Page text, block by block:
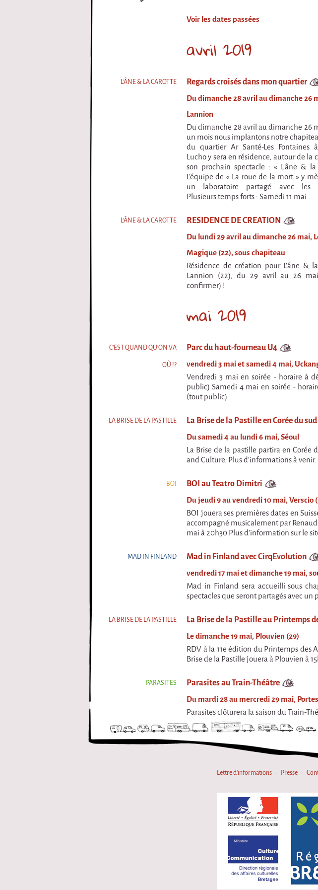
i
r
q
u
e
Voir les dates passées
avril 2019
L'ÂNE & LA CAROTTE Regards croisés dans mon quartier
Du dimanche 28 avril au dimanche 26
Lannion
Du dimanche 28 avril au dimanche 26
un mois nous implantons notre
du quartier Ar Santé-Les Fontaines
Lucho y sera en résidence, autour de la
son prochain spectacle : « L’âne &
L’équipe de « La roue de la mort » y
un laboratoire partagé avec les
Plusieurs temps forts : Samedi 11 mai ...
L'ÂNE & LA CAROTTE RESIDENCE DE CREATION
Du lundi 29 avril au dimanche 26 mai,
Magique (22), sous chapiteau
Résidence de création pour L'âne &
Lannion (22), du 29 avril au 26
confirmer) !
mai 2019
C'EST QUAND QU'ON VA
OÙ !?
Parc du haut-fourneau U4
vendredi 3 mai et samedi 4 mai,
Vendredi 3 mai en soirée - horaire à
public) Samedi 4 mai en soirée -
(tout public)
LA BRISE DE LA PASTILLE La Brise de la Pastille en Corée du sud
Du samedi 4 au lundi 6 mai, Séoul
La Brise de la pastille partira en Corée
and Culture. Plus d'informations à venir.
BOI BOI au Teatro Dimitri
Du jeudi 9 au vendredi 10 mai, Verscio
BOI jouera ses premières dates en
accompagné musicalement par
mai à 20h30 Plus d'information sur le
MAD IN FINLAND Mad in Finland avec CirqEvolution
vendredi 17 mai et dimanche 19 mai,
Mad in Finland sera accueilli sous
spectacles que seront partagés avec
LA BRISE DE LA PASTILLE La Brise de la Pastille au Printemps
Le dimanche 19 mai, Plouvien (29)
RDV à la 11e édition du Printemps des
Brise de la Pastille jouera à Plouvien à
PARASITES Parasites au Train-Théâtre
Du mardi 28 au mercredi 29 mai,
Parasites clôturera la saison du Train-
Lettre d'informations Presse